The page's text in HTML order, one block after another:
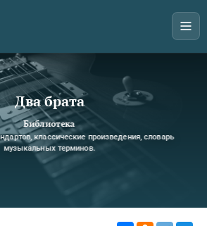
Два брата
Библиотека
классические произведения, словарь
музыкальных терминов.